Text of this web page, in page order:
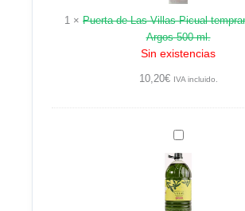
temprano.
Botella
Argos
500
ml.
1 × Puerta de Las Villas Picual
Argos 500 ml.
Sin existencias
10,20€ IVA incluido.
Puerta
de
las
Villas.
Aceite